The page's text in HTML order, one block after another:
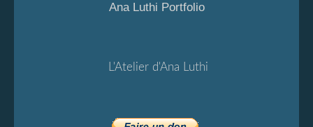
Ana Luthi Portfolio
L'Atelier d'Ana Luthi